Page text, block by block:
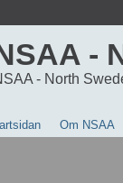
-
- North
Om NSAA